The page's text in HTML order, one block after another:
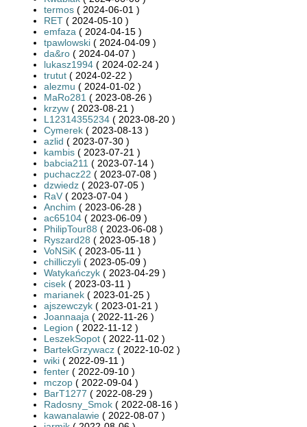
termos ( 2024-06-01 )
RET ( 2024-05-10 )
emfaza ( 2024-04-15 )
tpawlowski ( 2024-04-09 )
da&ro ( 2024-04-07 )
lukasz1994 ( 2024-02-24 )
trutut ( 2024-02-22 )
alezmu ( 2024-01-02 )
MaRo281 ( 2023-08-26 )
krzyw ( 2023-08-21 )
L12314355234 ( 2023-08-20 )
Cymerek ( 2023-08-13 )
azlid ( 2023-07-30 )
kambis ( 2023-07-21 )
babcia211 ( 2023-07-14 )
puchacz22 ( 2023-07-08 )
dzwiedz ( 2023-07-05 )
RaV ( 2023-07-04 )
Anchim ( 2023-06-28 )
ac65104 ( 2023-06-09 )
PhilipTour88 ( 2023-06-08 )
Ryszard28 ( 2023-05-18 )
VoNSiK ( 2023-05-11 )
chilliczyli ( 2023-05-09 )
Watykańczyk ( 2023-04-29 )
cisek ( 2023-03-11 )
marianek ( 2023-01-25 )
ajszewczyk ( 2023-01-21 )
Joannaaja ( 2022-11-26 )
Legion ( 2022-11-12 )
LeszekSopot ( 2022-11-02 )
BartekGrzywacz ( 2022-10-02 )
wiki ( 2022-09-11 )
fenter ( 2022-09-10 )
mczop ( 2022-09-04 )
BarT1277 ( 2022-08-29 )
Radosny_Smok ( 2022-08-16 )
kawanalawie ( 2022-08-07 )